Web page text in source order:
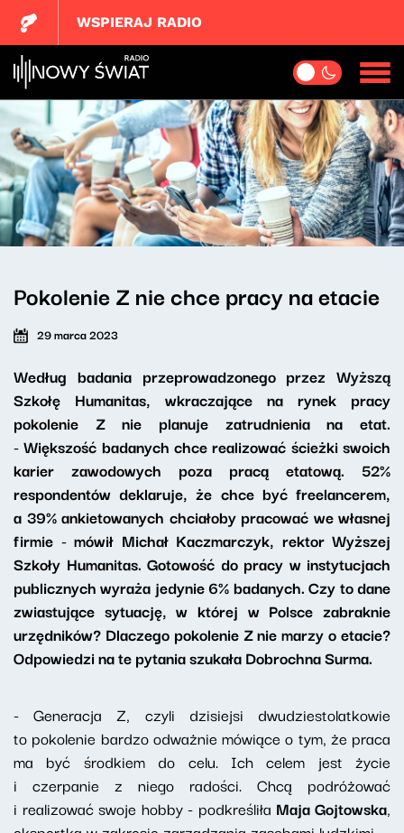
WSPIERAJ RADIO
Pokolenie Z nie chce pracy na etacie
29 marca 2023
Według badania przeprowadzonego przez Wyższą
Szkołę Humanitas, wkraczające na rynek pracy
pokolenie Z nie planuje zatrudnienia na etat.
- Większość badanych chce realizować ścieżki swoich
karier zawodowych poza pracą etatową. 52%
respondentów deklaruje, że chce być freelancerem,
a 39% ankietowanych chciałoby pracować we własnej
firmie - mówił Michał Kaczmarczyk, rektor Wyższej
Szkoły Humanitas. Gotowość do pracy w instytucjach
publicznych wyraża jedynie 6% badanych. Czy to dane
zwiastujące sytuację, w której w Polsce zabraknie
urzędników? Dlaczego pokolenie Z nie marzy o etacie?
Odpowiedzi na te pytania szukała Dobrochna Surma.
- Generacja Z, czyli dzisiejsi dwudziestolatkowie
to pokolenie bardzo odważnie mówiące o tym, że praca
ma być środkiem do celu. Ich celem jest życie
i czerpanie z niego radości. Chcą podróżować
i realizować swoje hobby - podkreśliła Maja Gojtowska,